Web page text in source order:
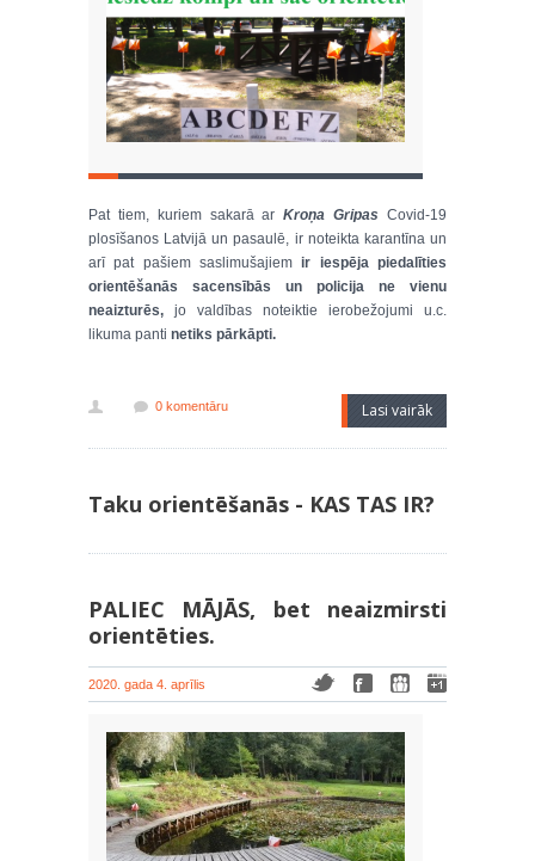
Pat tiem, kuriem sakarā arKroņa Gripas Covid-19
plosīšanos Latvijā un pasaulē, ir noteikta karantīna un
arī pat pašiem saslimušajiem ir iespēja piedalīties
orientēšanās sacensībās un policija ne vienu
neaizturēs, jo valdības noteiktie ierobežojumi u.c.
likuma panti netiks pārkāpti.
0 komentāru Lasi vairāk
Taku orientēšanās - KAS TAS IR?
PALIEC MĀJĀS, bet neaizmirsti
orientēties.
2020. gada 4. aprīlis